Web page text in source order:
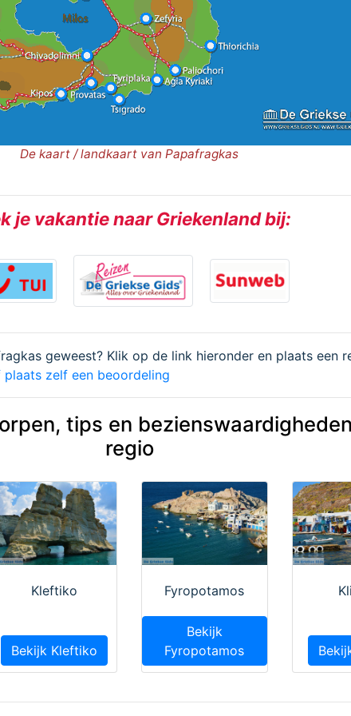
De kaart / landkaart van Papafragkas
je vakantie naar Griekenland bij:
geweest? Klik op de link hieronder en plaats een
zelf een beoordeling
tips en
regio
Kleftiko
Bekijk Kleftiko
Fyropotamos
Bekijk
Fyropotamos